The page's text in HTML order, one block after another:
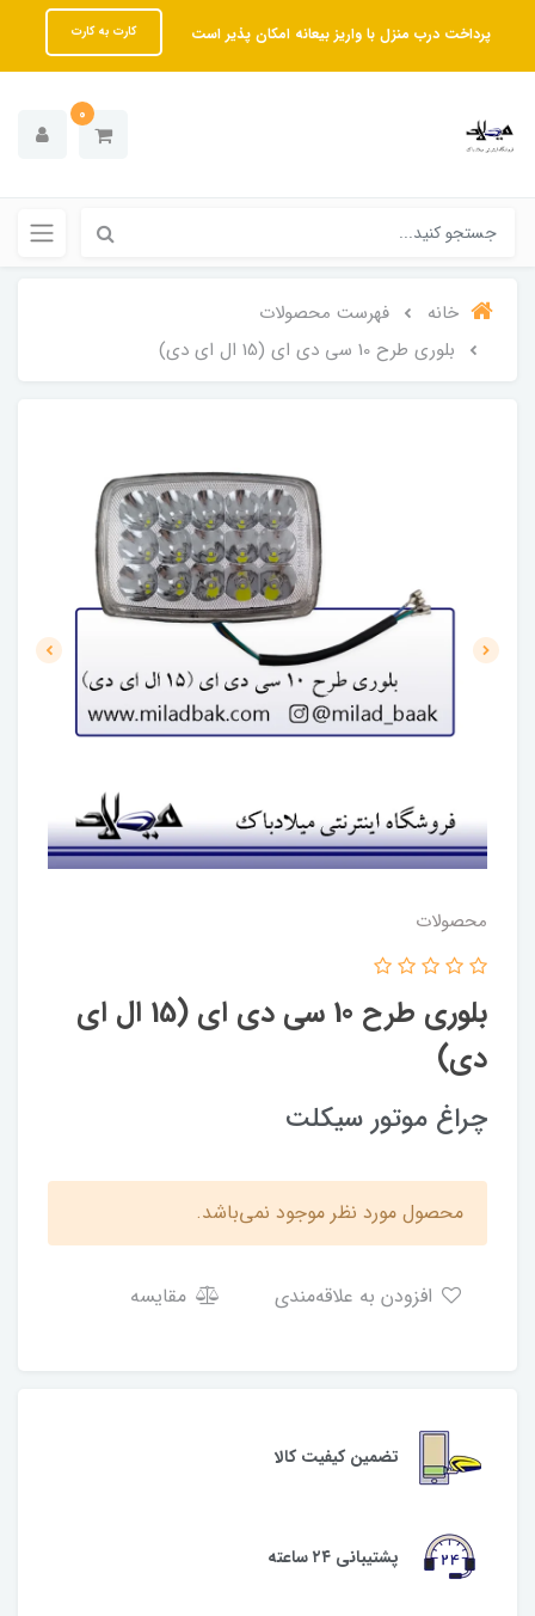
پرداخت درب منزل با واریز بیعانه امکان پذیر است کارت به کارت
0
خانه
فهرست محصولات
بلوری طرح 10 سی دی ای (15 ال ای دی)
محصولات
بلوری طرح 10 سی دی ای (15 ال ای
دی)
چراغ موتور سیکلت
محصول مورد نظر موجود نمی‌باشد.
مقایسه
تضمین کیفیت کالا
پشتیبانی ۲۴ ساعته